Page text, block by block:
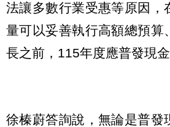
法讓多數行業受惠等原因，
量可以妥善執行高額總預算
長之前，115年度應普發現金
徐榛蔚答詢說，無論是普發